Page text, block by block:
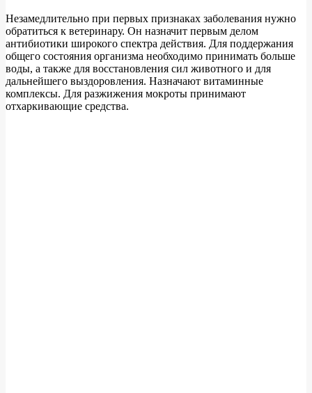
Незамедлительно при первых признаках заболевания нужно
обратиться к ветеринару. Он назначит первым делом
антибиотики широкого спектра действия. Для поддержания
общего состояния организма необходимо принимать больше
воды, а также для восстановления сил животного и для
дальнейшего выздоровления. Назначают витаминные
комплексы. Для разжижения мокроты принимают
отхаркивающие средства.